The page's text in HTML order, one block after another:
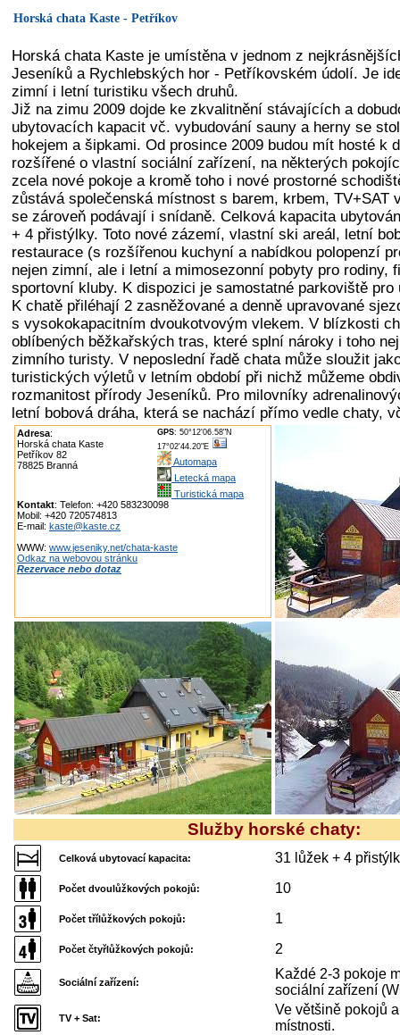
Horská chata Kaste - Petříkov
Horská chata Kaste je umístěna v jednom z
Jeseníků a Rychlebských hor - Petříkovském údolí. Je
zimní i letní turistiku všech druhů.
Již na zimu 2009 dojde ke zkvalitnění stávajících a
ubytovacích kapacit vč. vybudování sauny a herny se
hokejem a šipkami. Od prosince 2009 budou mít hosté k
rozšířené o vlastní sociální zařízení, na některých
zcela nové pokoje a kromě toho i nové prostorné
zůstává společenská místnost s barem, krbem, TV+SAT
se zároveň podávají i snídaně. Celková kapacita
+ 4 přistýlky. Toto nové zázemí, vlastní ski areál, letní
restaurace (s rozšířenou kuchyní a nabídkou polopenzí
nejen zimní, ale i letní a mimosezonní pobyty pro rodiny,
sportovní kluby. K dispozici je samostatné parkoviště pro
K chatě přiléhají 2 zasněžované a denně upravované
s vysokokapacitním dvoukotvovým vlekem. V blízkosti
oblíbených běžkařských tras, které splní nároky i toho
zimního turisty. V neposlední řadě chata může sloužit
turistických výletů v letním období při nichž můžeme
rozmanitost přírody Jeseníků. Pro milovníky
letní bobová dráha, která se nachází přímo vedle chaty,
Adresa:
Horská chata Kaste
Petříkov 82
78825 Branná
GPS: 50°12'06.58"N
17°02'44.20"E
Automapa
Letecká mapa
Turistická mapa
Kontakt: Telefon: +420 583230098
Mobil: +420 720574813
E-mail: kaste@kaste.cz
WWW: www.jeseniky.net/chata-kaste
Odkaz na webovou stránku
Rezervace nebo dotaz
Služby horské chaty:
Celková ubytovací kapacita: 31 lůžek + 4
Počet dvoulůžkových pokojů: 10
Počet třílůžkových pokojů: 1
Počet čtyřlůžkových pokojů: 2
Sociální zařízení:
Každé 2-3 pokoje
sociální zařízení
TV + Sat:
Ve většině pokojů
místnosti.